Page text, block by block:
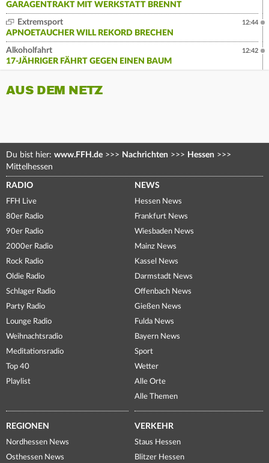
GARAGENTRAKT MIT WERKSTATT BRENNT
Extremsport
APNOETAUCHER WILL REKORD BRECHEN
12:44
Alkoholfahrt
17-JÄHRIGER FÄHRT GEGEN EINEN BAUM
12:42
AUS DEM NETZ
Du bist hier: www.FFH.de >>> Nachrichten >>> Hessen >>>
Mittelhessen
RADIO
FFH Live
80er Radio
90er Radio
2000er Radio
Rock Radio
Oldie Radio
Schlager Radio
Party Radio
Lounge Radio
Weihnachtsradio
Meditationsradio
Top 40
Playlist
NEWS
Hessen News
Frankfurt News
Wiesbaden News
Mainz News
Kassel News
Darmstadt News
Offenbach News
Gießen News
Fulda News
Bayern News
Sport
Wetter
Alle Orte
Alle Themen
REGIONEN
Nordhessen News
Osthessen News
VERKEHR
Staus Hessen
Blitzer Hessen